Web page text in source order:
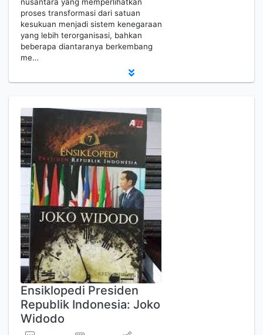
proses transformasi dari satuan
kesukuan menjadi sistem kenegaraan
yang lebih terorganisasi, bahkan
beberapa diantaranya berkembang
me…
Ensiklopedi Presiden
Republik Indonesia: Joko
Widodo